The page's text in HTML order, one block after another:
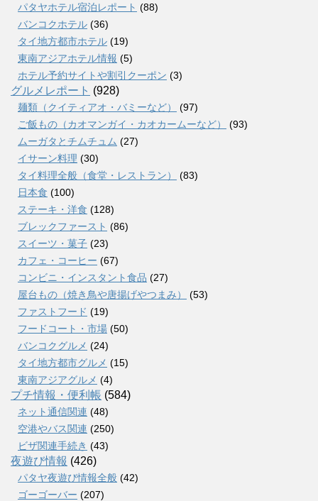
パタヤホテル宿泊レポート (88)
バンコクホテル (36)
タイ地方都市ホテル (19)
東南アジアホテル情報 (5)
ホテル予約サイトや割引クーポン (3)
グルメレポート (928)
麺類（クイティアオ・バミーなど）
(97)
ご飯もの（カオマンガイ・カオカームーなど）
(93)
ムーガタとチムチュム (27)
イサーン料理 (30)
タイ料理全般（食堂・レストラン）
(83)
日本食 (100)
ステーキ・洋食 (128)
ブレックファースト (86)
スイーツ・菓子 (23)
カフェ・コーヒー (67)
コンビニ・インスタント食品 (27)
屋台もの（焼き鳥や唐揚げやつまみ）
(53)
ファストフード (19)
フードコート・市場 (50)
バンコクグルメ (24)
タイ地方都市グルメ (15)
東南アジアグルメ (4)
プチ情報・便利帳 (584)
ネット通信関連 (48)
空港やバス関連 (250)
ビザ関連手続き (43)
夜遊び情報 (426)
パタヤ夜遊び情報全般 (42)
ゴーゴーバー (207)